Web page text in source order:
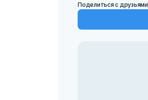
Поделиться с друзьями